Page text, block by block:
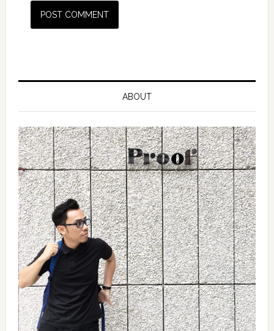
ABOUT